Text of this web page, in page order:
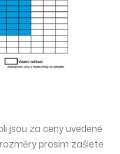
jsou za ceny uvedené
prosím zašlete